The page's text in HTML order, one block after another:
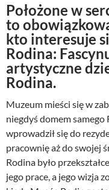
Położone w
to
kto interesuje
Rodina:
artystyczne
Rodina.
Muzeum mieści się w
niegdyś domem
wprowadził się do
pracownię aż do swojej
Rodina było
jego prace, a jego wizja